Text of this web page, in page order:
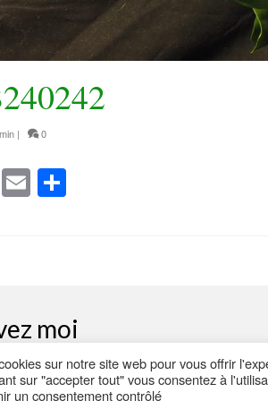
| 0
Facebook
Email
moi
- FLEURS - WordPress Theme byKadence WP
sur notre site web pour vous offrir
sur "accepter tout" vous consentez à
un consentement contrôlé